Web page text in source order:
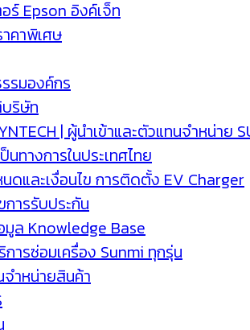
ร์ Epson อิงค์เจ็ท
คาพิเศษ
รมองค์กร
ริษัท
| ผู้นำเข้าและตัวแทนจำหน่าย
นทางการในประเทศไทย
ดและเงื่อนไข การติดตั้ง EV Charger
การรับประกัน
ล Knowledge Base
ารซ่อมเครื่อง Sunmi ทุกรุ่น
ำหน่ายสินค้า